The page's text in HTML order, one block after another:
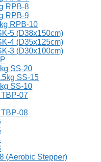
RPB-8
RPB-9
RPB-10
5 (D38x150cm)
4 (D35x125cm)
3 (D30x100cm)
SS-20
SS-15
SS-10
07
08
(Aerobic Stepper)